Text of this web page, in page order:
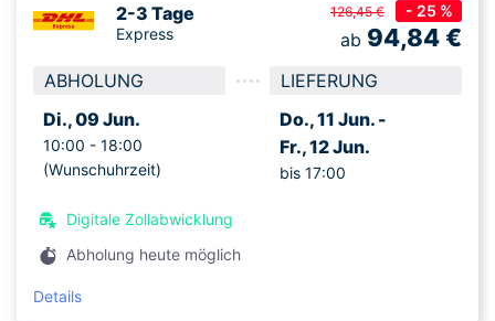
2-3 Tage
Express
ABHOLUNG
Di., 09 Jun.
10:00 - 18:00
(Wunschuhrzeit)
LIEFERUNG
Do., 11 Jun. -
Fr., 12 Jun.
bis 17:00
Digitale Zollabwicklung
Abholung heute möglich
Details
126,45 € - 25 %
ab 94,84€